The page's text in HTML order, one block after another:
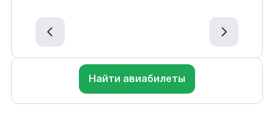
Найти авиабилеты